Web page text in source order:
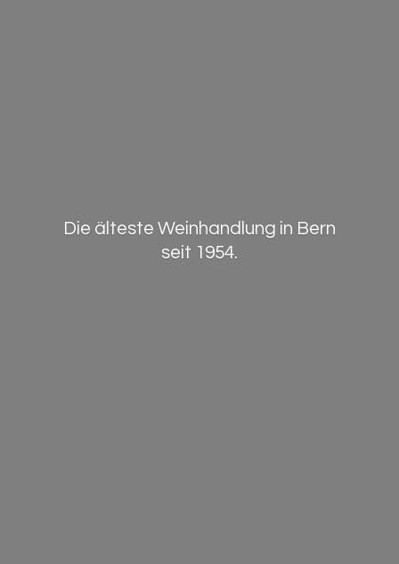
Die älteste Weinhandlung in Bern
seit 1954.